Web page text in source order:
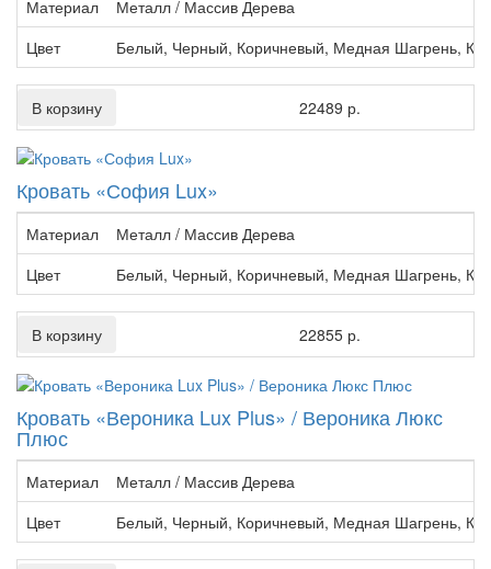
Материал
Металл / Массив Дерева
Цвет
Белый, Черный, Коричневый, Медная Шагрень,
В корзину 22489 р.
Кровать «София Lux»
Материал
Металл / Массив Дерева
Цвет
Белый, Черный, Коричневый, Медная Шагрень,
В корзину 22855 р.
Кровать «Вероника Lux Plus» / Вероника Люкс
Плюс
Материал
Металл / Массив Дерева
Цвет
Белый, Черный, Коричневый, Медная Шагрень,